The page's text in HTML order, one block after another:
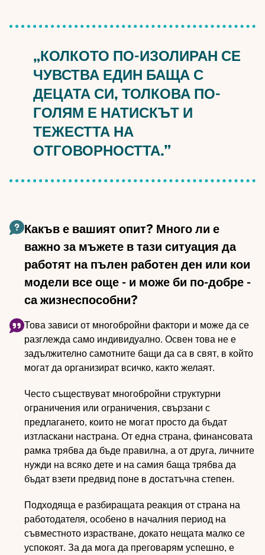
„КОЛКОТО ПО-ИЗОЛИРАН СЕ
ЧУВСТВА ЕДИН БАЩА С
ДЕЦАТА СИ, ТОЛКОВА ПО-
ГОЛЯМ Е НАТИСКЪТ И
ТЕЖЕСТТА НА
ОТГОВОРНОСТТА.”
Какъв е вашият опит? Много ли е
важно за мъжете в тази ситуация да
работят на пълен работен ден или кои
модели все още - и може би по-добре -
са жизнеспособни?
Това зависи от многобройни фактори и може да се
разглежда само индивидуално. Освен това не е
задължително самотните бащи да са в свят, в който
могат да организират всичко, както желаят.
Често съществуват многобройни структурни
ограничения или ограничения, свързани с
предлагането, които не могат просто да бъдат
изтласкани настрана. От една страна, финансовата
рамка трябва да бъде правилна, а от друга, личните
нужди на всяко дете и на самия баща трябва да
бъдат взети предвид поне в достатъчна степен.
Подходяща е разбиращата реакция от страна на
работодателя, особено в началния период на
съвместното израстване, докато нещата малко се
успокоят. За да мога да преговарям успешно, е